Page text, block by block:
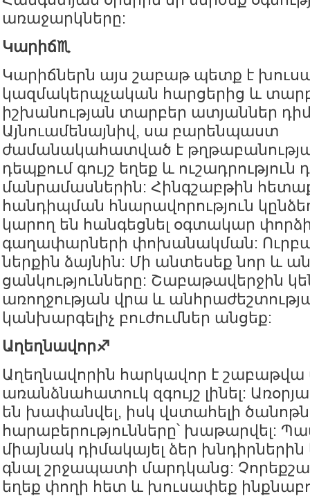
առաջարկները:
Կարիճ♏️
Կարիճներն այս շաբաթ պետք է
կազմակերպչական հարցերից և
իշխանության տարբեր ատյաններ
Այնուամենայնիվ, սա բարենպաստ
ժամանակահատված է
դեպքում գույշ եղեք և ուշադրություն
մանրամասներին: Հինգշաբթին
հանդիպման հնարավորություն
կարող են հանգեցնել օգտակար
գաղափարների փոխանակման:
ներքին ձայնին: Մի անտեսեք նոր և
ցանկությունները: Շաբաթավերջին
առողջության վրա և
կանխարգելիչ բուժումներ անցեք:
Աղեղնավոր♐️
Աղեղնավորին հարկավոր է շաբաթվա
առանձնահատուկ զգույշ լինել:
են խափանվել, իսկ վստահելի
հարաբերությունները՝ խաթարվել:
միայնակ դիմակայել ձեր խնդիրներին
գնալ շրջապատի մարդկանց:
եղեք փողի հետ և խուսափեք